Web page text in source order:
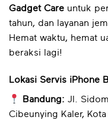
Gadget Care untuk
tahun, dan layanan
Hemat waktu, hemat
beraksi lagi!
Lokasi Servis iPhone
Bandung: Jl.
Cibeunying Kaler,